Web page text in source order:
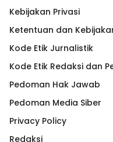
Kebijakan Privasi
Ketentuan dan
Kode Etik Jurnalistik
Kode Etik Redaksi dan
Pedoman Hak Jawab
Pedoman Media Siber
Privacy Policy
Redaksi